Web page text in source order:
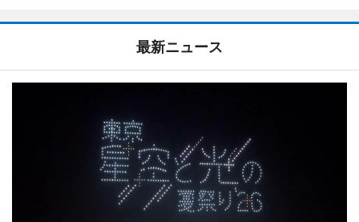
最新ニュース